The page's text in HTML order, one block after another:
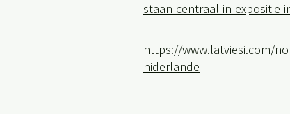
staan-centraal-in-expositie-
https://www.latviesi.com/
niderlande